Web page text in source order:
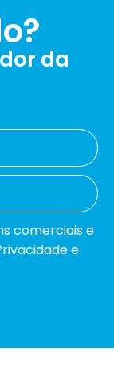
da
comerciais e
e